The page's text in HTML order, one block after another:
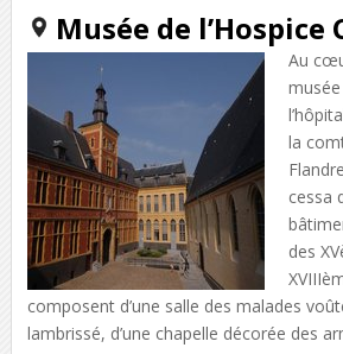
Musée de l’Hospice
Au
la
cessa
des
composent d’une salle des malades
lambrissé, d’une chapelle décorée des